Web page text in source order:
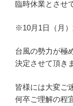
臨時休業とさせ
※10月1日（月）
台風の勢力が極
決定させて頂き
皆様には大変ご
何卒ご理解の程